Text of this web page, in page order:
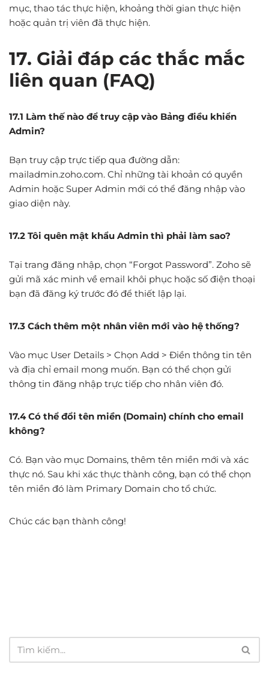
mục, thao tác thực hiện, khoảng thời gian thực hiện
hoặc quản trị viên đã thực hiện.
17. Giải đáp các thắc mắc
liên quan (FAQ)
17.1 Làm thế nào để truy cập vào Bảng điều khiển
Admin?
Bạn truy cập trực tiếp qua đường dẫn:
mailadmin.zoho.com. Chỉ những tài khoản có quyền
Admin hoặc Super Admin mới có thể đăng nhập vào
giao diện này.
17.2 Tôi quên mật khẩu Admin thì phải làm sao?
Tại trang đăng nhập, chọn “Forgot Password”. Zoho sẽ
gửi mã xác minh về email khôi phục hoặc số điện thoại
bạn đã đăng ký trước đó để thiết lập lại.
17.3 Cách thêm một nhân viên mới vào hệ thống?
Vào mục User Details > Chọn Add > Điền thông tin tên
và địa chỉ email mong muốn. Bạn có thể chọn gửi
thông tin đăng nhập trực tiếp cho nhân viên đó.
17.4 Có thể đổi tên miền (Domain) chính cho email
không?
Có. Bạn vào mục Domains, thêm tên miền mới và xác
thực nó. Sau khi xác thực thành công, bạn có thể chọn
tên miền đó làm Primary Domain cho tổ chức.
Chúc các bạn thành công!